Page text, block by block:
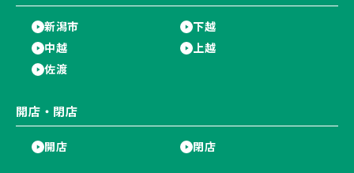
新潟市
下越
中越
上越
佐渡
開店・閉店
開店 閉店